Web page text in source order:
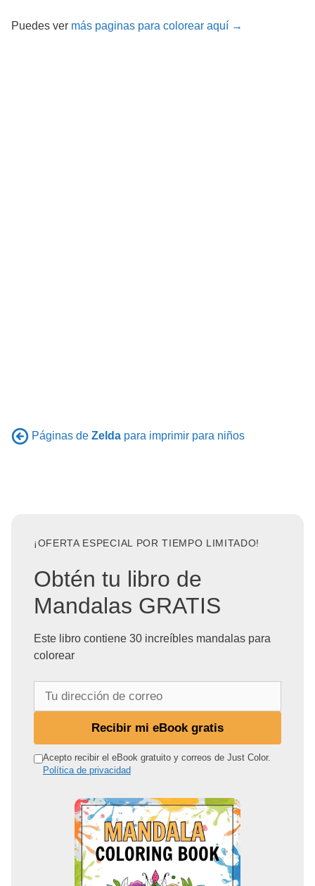
Puedes ver más paginas para colorear aquí →
Páginas de Zelda para imprimir para niños
¡OFERTA ESPECIAL POR TIEMPO LIMITADO!
Obtén tu libro de
Mandalas GRATIS
Este libro contiene 30 increíbles mandalas para
colorear
r
Recibir mi eBook gratis
Acepto recibir el eBook gratuito y correos de Just Color.
Política de privacidad